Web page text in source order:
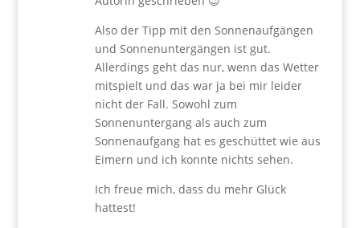
Also der Tipp mit den Sonnenaufgängen
und Sonnenuntergängen ist gut.
Allerdings geht das nur, wenn das Wetter
mitspielt und das war ja bei mir leider
nicht der Fall. Sowohl zum
Sonnenuntergang als auch zum
Sonnenaufgang hat es geschüttet wie aus
Eimern und ich konnte nichts sehen.
Ich freue mich, dass du mehr Glück
hattest!